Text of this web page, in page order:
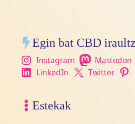
Egin bat CBD
Instagram Mastodon
LinkedIn
Twitter
Estekak